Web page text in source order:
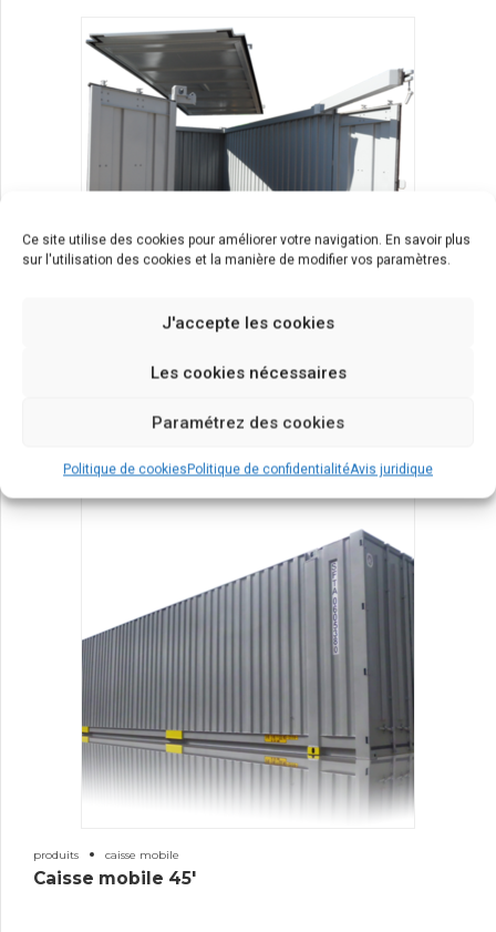
Ce site utilise des cookies pour améliorer votre navigation. En savoir plus
sur l'utilisation des cookies et la manière de modifier vos paramètres.
J'accepte les cookies
Les cookies nécessaires
Paramétrez des cookies
Politique de cookiesPolitique de confidentialitéAvis juridique
conteneur
produits caisse mobile
Caisse mobile 45′